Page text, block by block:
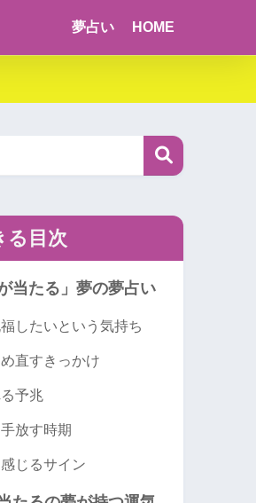
夢占い HOME
る目次
当たる」夢の夢占い
したいという気持ち
直すきっかけ
予兆
放す時期
じるサイン